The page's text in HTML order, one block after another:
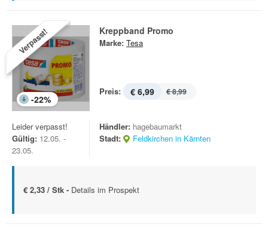
Verpasst!
-22%
Kreppband Promo
Marke: Tesa
Preis: € 6,99 € 8,99
Leider verpasst!
Gültig: 12.05. -
23.05.
Händler: hagebaumarkt
Stadt:
Feldkirchen in Kärnten
€ 2,33 / Stk - Details im Prospekt